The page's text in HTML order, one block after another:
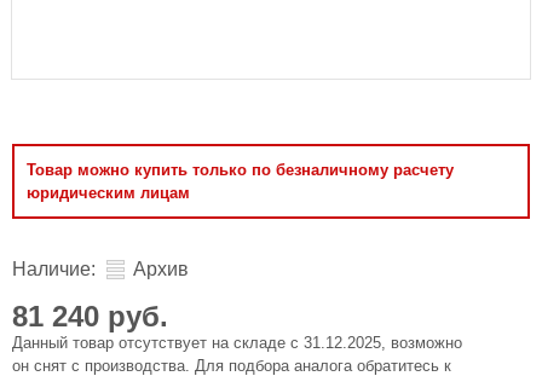
Товар можно купить только по безналичному расчету
юридическим лицам
Наличие: Архив
81 240 руб.
Данный товар отсутствует на складе с 31.12.2025, возможно
он снят с производства. Для подбора аналога обратитесь к